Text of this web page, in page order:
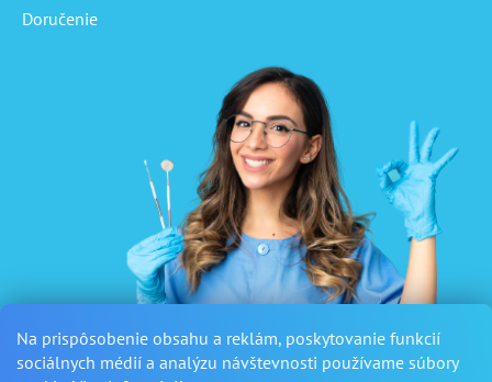
Na prispôsobenie obsahu a reklám, poskytovanie funkcií
sociálnych médií a analýzu návštevnosti používame súbory
Doručenie